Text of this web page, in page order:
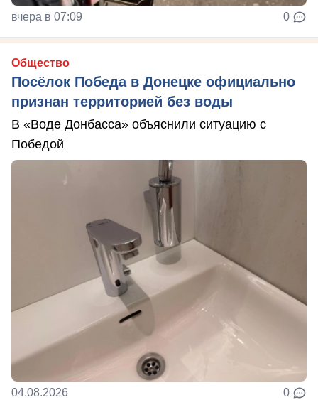
вчера в 07:09 0
Общество
Посёлок Победа в Донецке официально
признан территорией без воды
В «Воде Донбасса» объяснили ситуацию с
Победой
04.08.2026 0